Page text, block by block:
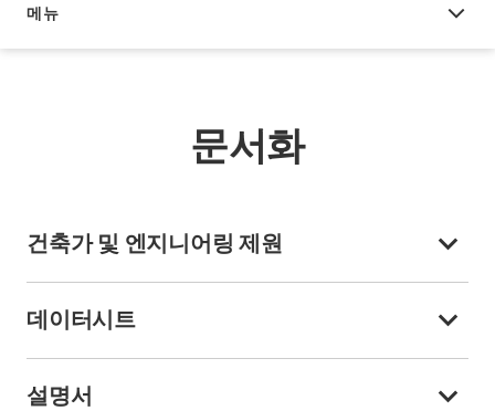
메뉴
문서화
문서화
건축가 및 엔지니어링 제원
데이터시트
설명서